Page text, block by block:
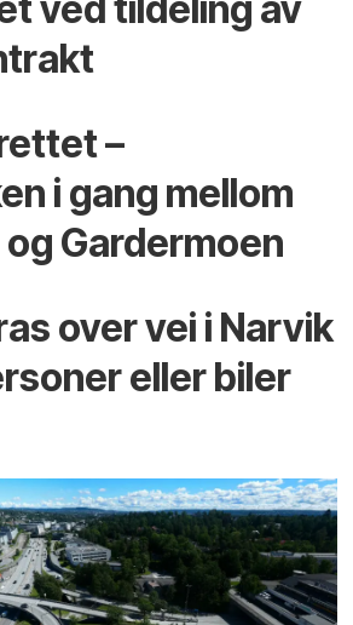
–
i gang mellom
Gardermoen
over vei i Narvik
eller biler